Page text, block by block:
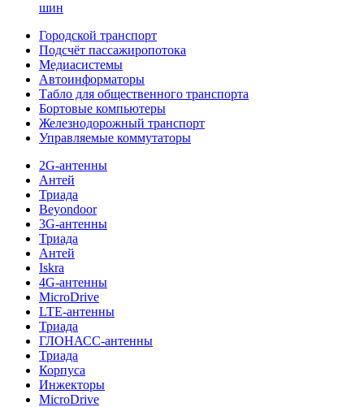
шин
Городской транспорт
Подсчёт пассажиропотока
Медиасистемы
Автоинформаторы
Табло для общественного транспорта
Бортовые компьютеры
Железнодорожный транспорт
Управляемые коммутаторы
2G-антенны
Антей
Триада
Beyondoor
3G-антенны
Триада
Антей
Iskra
4G-антенны
MicroDrive
LTE-антенны
Триада
ГЛОНАСС-антенны
Триада
Корпуса
Инжекторы
MicroDrive